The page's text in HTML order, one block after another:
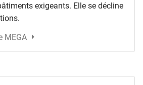
exigeants. Elle se décline
MEGA